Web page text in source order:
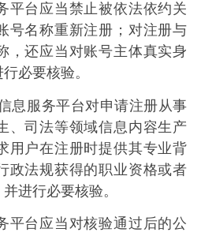
台应当禁止被依法依约关
号名称重新注册；对注册与
，还应当对账号主体真实身
必要核验。
服务平台对申请注册从事
、司法等领域信息内容生产
用户在注册时提供其专业背
政法规获得的职业资格或者
进行必要核验。
台应当对核验通过后的公